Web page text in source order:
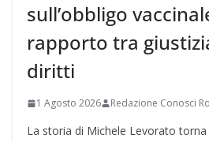
sull’obbligo
rapporto tra
diritti
1 Agosto 2026 Redazione Conosci
La storia di Michele Levorato